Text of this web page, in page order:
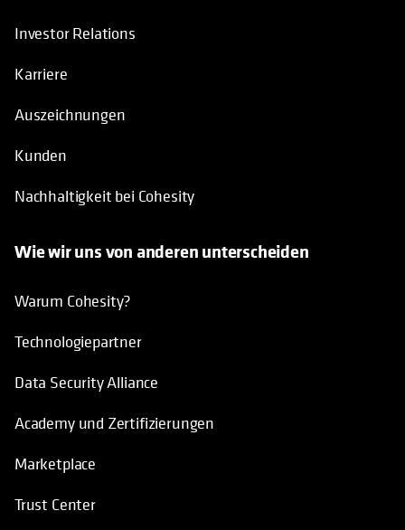
Investor Relations
Karriere
Auszeichnungen
Kunden
Nachhaltigkeit bei Cohesity
Wie wir uns von anderen unterscheiden
Warum Cohesity?
Technologiepartner
Data Security Alliance
Academy und Zertifizierungen
Marketplace
Trust Center